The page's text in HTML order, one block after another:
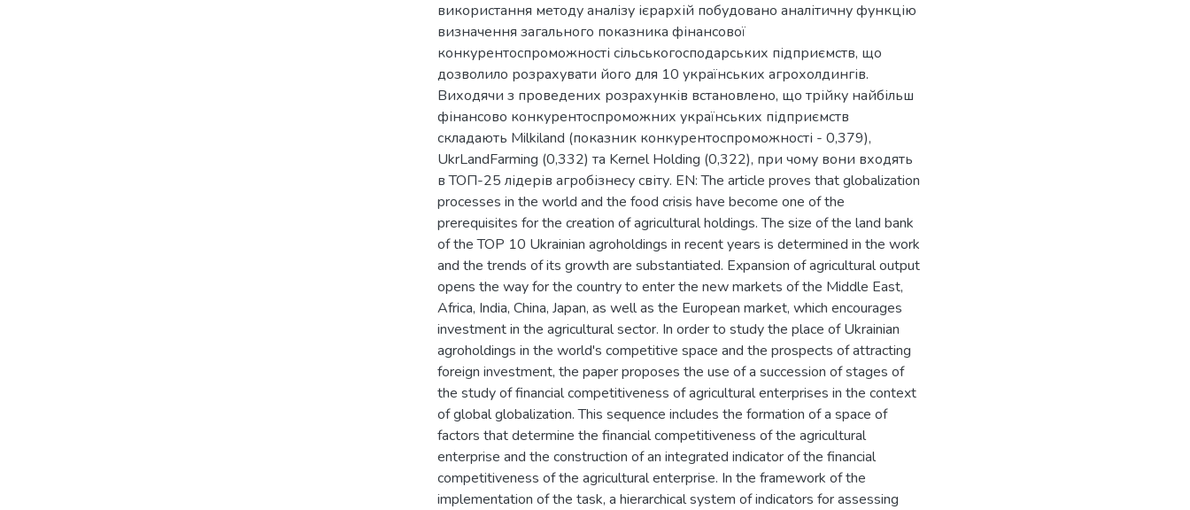
використання методу аналізу ієрархій побудовано аналітичну функцію
визначення загального показника фінансової
конкурентоспроможності сільськогосподарських підприємств, що
дозволило розрахувати його для 10 українських агрохолдингів.
Виходячи з проведених розрахунків встановлено, що трійку найбільш
фінансово конкурентоспроможних українських підприємств
складають Milkiland (показник конкурентоспроможності - 0,379),
UkrLandFarming (0,332) та Kernel Holding (0,322), при чому вони входять
в ТОП-25 лідерів агробізнесу світу. EN: The article proves that globalization
processes in the world and the food crisis have become one of the
prerequisites for the creation of agricultural holdings. The size of the land bank
of the TOP 10 Ukrainian agroholdings in recent years is determined in the work
and the trends of its growth are substantiated. Expansion of agricultural output
opens the way for the country to enter the new markets of the Middle East,
Africa, India, China, Japan, as well as the European market, which encourages
investment in the agricultural sector. In order to study the place of Ukrainian
agroholdings in the world's competitive space and the prospects of attracting
foreign investment, the paper proposes the use of a succession of stages of
the study of financial competitiveness of agricultural enterprises in the context
of global globalization. This sequence includes the formation of a space of
factors that determine the financial competitiveness of the agricultural
enterprise and the construction of an integrated indicator of the financial
competitiveness of the agricultural enterprise. In the framework of the
implementation of the task, a hierarchical system of indicators for assessing